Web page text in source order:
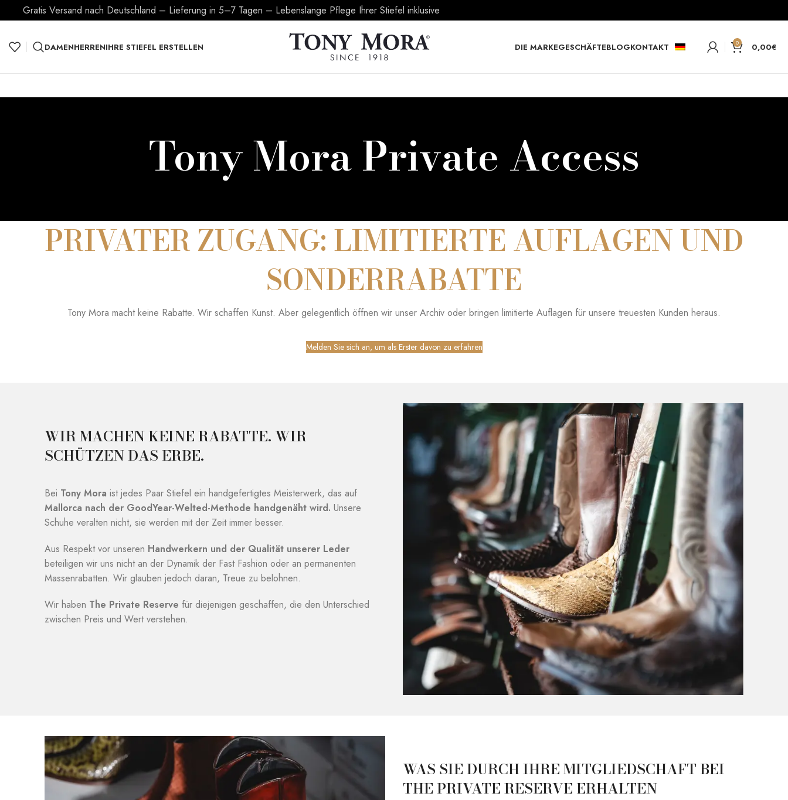
Gratis Versand nach Deutschland – Lieferung in 5–7 Tagen – Lebenslange Pflege Ihrer Stiefel inklusive
DAMENHERRENIHRE STIEFEL ERSTELLEN DIE MARKEGESCHÄFTEBLOGKONTAKT 0 0,00€
Tony Mora Private Access
PRIVATER ZUGANG: LIMITIERTE AUFLAGEN UND
SONDERRABATTE
Tony Mora macht keine Rabatte. Wir schaffen Kunst. Aber gelegentlich öffnen wir unser Archiv oder bringen limitierte Auflagen für unsere treuesten Kunden heraus.
Melden Sie sich an, um als Erster davon zu erfahren
WIR MACHEN KEINE RABATTE. WIR
SCHÜTZEN DAS ERBE.
Bei Tony Mora ist jedes Paar Stiefel ein handgefertigtes Meisterwerk, das auf
Mallorca nach der GoodYear-Welted-Methode handgenäht wird. Unsere
Schuhe veralten nicht, sie werden mit der Zeit immer besser.
Aus Respekt vor unseren Handwerkern und der Qualität unserer Leder
beteiligen wir uns nicht an der Dynamik der Fast Fashion oder an permanenten
Massenrabatten. Wir glauben jedoch daran, Treue zu belohnen.
Wir haben The Private Reserve für diejenigen geschaffen, die den Unterschied
zwischen Preis und Wert verstehen.
WAS SIE DURCH IHRE MITGLIEDSCHAFT BEI
THE PRIVATE RESERVE ERHALTEN